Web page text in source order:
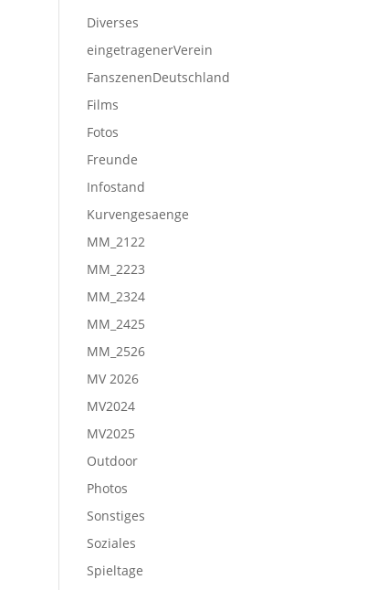
Diverses
eingetragenerVerein
FanszenenDeutschland
Films
Fotos
Freunde
Infostand
Kurvengesaenge
MM_2122
MM_2223
MM_2324
MM_2425
MM_2526
MV 2026
MV2024
MV2025
Outdoor
Photos
Sonstiges
Soziales
Spieltage